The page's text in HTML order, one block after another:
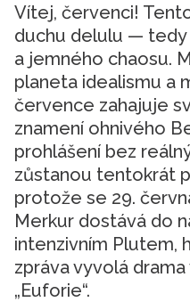
Vítej, červenci!
duchu delulu — tedy
a jemného chaosu.
planeta idealismu a
července zahajuje
znamení ohnivého
prohlášení bez
zůstanou tentokrát
protože se 29.
Merkur dostává do
intenzivním Plutem,
zpráva vyvolá
„Euforie“.